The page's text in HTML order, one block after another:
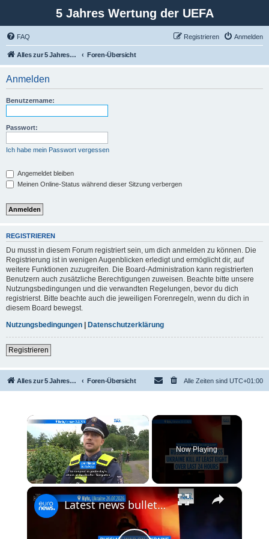
5 Jahres Wertung der UEFA
FAQ Anmelden
Registrieren
Alles zur 5 Jahreswertung / Tabelle der UEFA mit vielen Statistiken. Foren-Übersicht
Anmelden
Benutzername:
Passwort:
Ich habe mein Passwort vergessen
Angemeldet bleiben
Meinen Online-Status während dieser Sitzung verbergen
REGISTRIEREN
Du musst in diesem Forum registriert sein, um dich anmelden zu können. Die
Registrierung ist in wenigen Augenblicken erledigt und ermöglicht dir, auf
weitere Funktionen zuzugreifen. Die Board-Administration kann registrierten
Benutzern auch zusätzliche Berechtigungen zuweisen. Beachte bitte unsere
Nutzungsbedingungen und die verwandten Regelungen, bevor du dich
registrierst. Bitte beachte auch die jeweiligen Forenregeln, wenn du dich in
diesem Board bewegst.
Nutzungsbedingungen | Datenschutzerklärung
Registrieren
Alles zur 5 Jahreswertung / Tabelle der UEFA mit vielen Statistiken. Foren-Übersicht Alle Zeiten sind UTC+01:00
×
Now Playing
×
Latest news bulletin | July 27th, 2026 – Morning